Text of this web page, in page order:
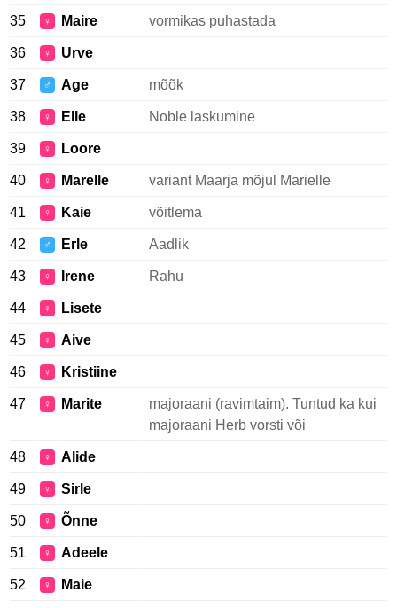
35 ♀ Maire vormikas puhastada
36 ♀ Urve
37 ♂ Age mõõk
38 ♀ Elle Noble laskumine
39 ♀ Loore
40 ♀ Marelle variant Maarja mõjul Marielle
41 ♀ Kaie võitlema
42 ♂ Erle Aadlik
43 ♀ Irene Rahu
44 ♀ Lisete
45 ♀ Aive
46 ♀ Kristiine
47 ♀ Marite
majoraani (ravimtaim). Tuntud ka kui
majoraani Herb vorsti või
48 ♀ Alide
49 ♀ Sirle
50 ♀ Õnne
51 ♀ Adeele
52 ♀ Maie